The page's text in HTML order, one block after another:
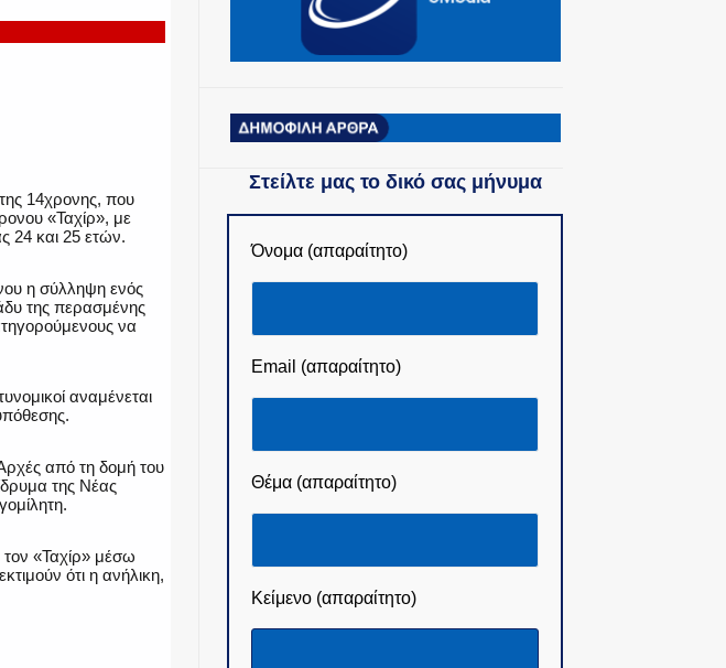
14χρονης, που
«Ταχίρ», με
24 και 25 ετών.
η σύλληψη ενός
της περασμένης
να
αναμένεται
από τη δομή του
της Νέας
«Ταχίρ» μέσω
ότι η ανήλικη,
Στείλτε μας το δικό σας μήνυμα
Όνομα (απαραίτητο)
Email (απαραίτητο)
Θέμα (απαραίτητο)
Κείμενο (απαραίτητο)